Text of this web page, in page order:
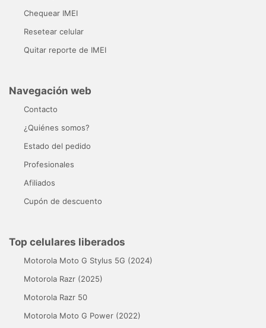
Chequear IMEI
Resetear celular
Quitar reporte de IMEI
Navegación web
Contacto
¿Quiénes somos?
Estado del pedido
Profesionales
Afiliados
Cupón de descuento
Top celulares liberados
Motorola Moto G Stylus 5G (2024)
Motorola Razr (2025)
Motorola Razr 50
Motorola Moto G Power (2022)